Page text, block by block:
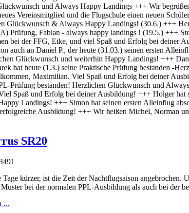
SR20
Tage kürzer, ist die Zeit der Nachtflugsaison
bei der normalen PPL-Ausbildung als auch bei der
...